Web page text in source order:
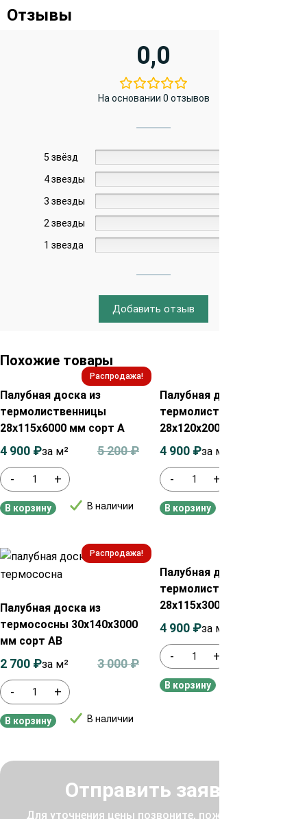
Отзывы
0,0
На основании 0 отзывов
5 звёзд
4 звезды
3 звезды
2 звезды
1 звезда
Добавить отзыв
Похожие товары
Распродажа!
Палубная доска из
термолиственницы
28х115х6000 мм сорт А
- +
В наличии
5 200₽
4 900 ₽за м²
В корзину
Палубная доска из
термолиственницы
28х120х2000 мм сорт А
- +
4 900 ₽за м²
В корзину
Распродажа!
Палубная доска из
термососны 30х140х3000
мм сорт АВ
- +
В наличии
3 000₽
2 700 ₽за м²
В корзину
Палубная доска из
термолиственницы
28х115х3000 мм сорт А
- +
4 900 ₽за м2
В корзину
Отправить заявку
Для уточнения цены позвоните, пожалуйста, по